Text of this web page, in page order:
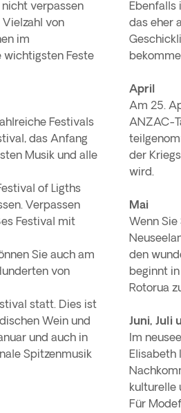
nicht verpassen
Vielzahl von
im
wichtigsten Feste
Festivals
das Anfang
Musik und alle
of Ligths
Verpassen
Festival mit
Sie auch am
von
statt. Dies ist
Wein und
und auch in
Spitzenmusik
Ebenfalls
das eher
April
Am 25.
ANZAC-
der
wird.
Mai
Wenn
den
beginnt
Rotorua
Juni, Juli
Im
Elisabeth
kulturelle
Für